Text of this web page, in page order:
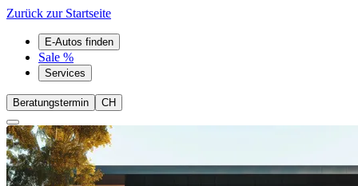
Zurück zur Startseite
E-Autos finden
Sale %
Services
Beratungstermin CH